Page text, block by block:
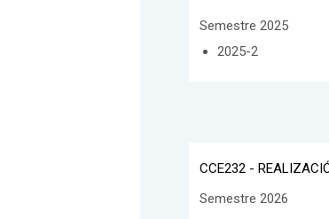
Semestre 2025
2025-2
CCE232 -
Semestre 2026